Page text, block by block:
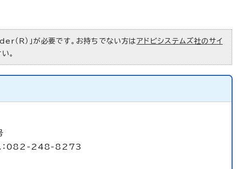
（R）」が必要です。お持ちでない方は アドビシステムズ社のサイ
。
：082-248-8273